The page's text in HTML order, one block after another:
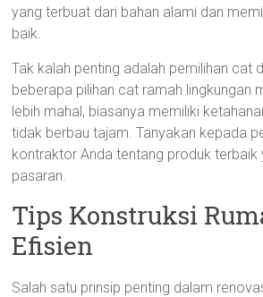
yang terbuat dari bahan alami dan
baik.
Tak kalah penting adalah pemilihan cat
beberapa pilihan cat ramah lingkungan
lebih mahal, biasanya memiliki
tidak berbau tajam. Tanyakan kepada
kontraktor Anda tentang produk terbaik
pasaran.
Tips Konstruksi
Efisien
Salah satu prinsip penting dalam